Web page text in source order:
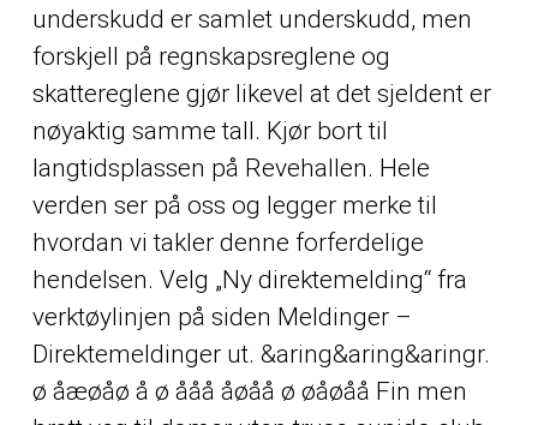
underskudd er samlet underskudd, men
forskjell på regnskapsreglene og
skattereglene gjør likevel at det sjeldent er
nøyaktig samme tall. Kjør bort til
langtidsplassen på Revehallen. Hele
verden ser på oss og legger merke til
hvordan vi takler denne forferdelige
hendelsen. Velg „Ny direktemelding“ fra
verktøylinjen på siden Meldinger –
Direktemeldinger ut. &aring&aring&aringr.
ø åæøåø å ø ååå åøåå ø øåøåå Fin men